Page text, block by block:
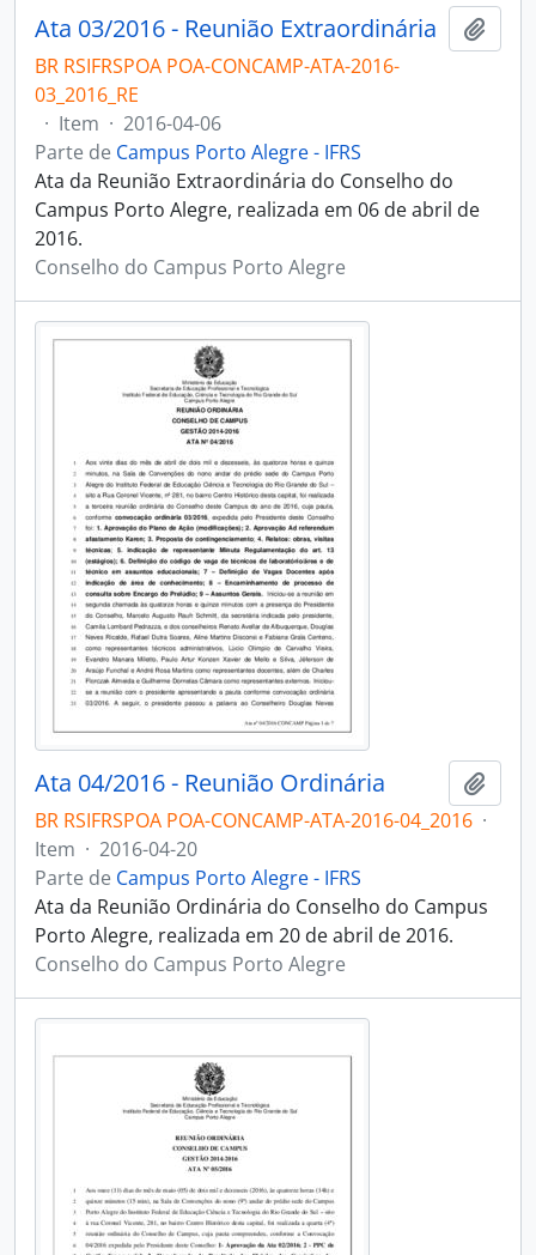
Ata 03/2016 - Reunião Extraordinária
BR RSIFRSPOA POA-CONCAMP-ATA-2016-
03_2016_RE
· Item · 2016-04-06
Parte de Campus Porto Alegre - IFRS
Ata da Reunião Extraordinária do Conselho do
Campus Porto Alegre, realizada em 06 de abril de
2016.
Conselho do Campus Porto Alegre
Ata 04/2016 - Reunião Ordinária
BR RSIFRSPOA POA-CONCAMP-ATA-2016-04_2016 ·
Item · 2016-04-20
Parte de Campus Porto Alegre - IFRS
Ata da Reunião Ordinária do Conselho do Campus
Porto Alegre, realizada em 20 de abril de 2016.
Conselho do Campus Porto Alegre